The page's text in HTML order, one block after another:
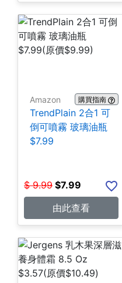
Amazon 購買指南
TrendPlain 2合1 可
倒可噴霧 玻璃油瓶
$7.99
$ 9.99 $7.99
由此查看